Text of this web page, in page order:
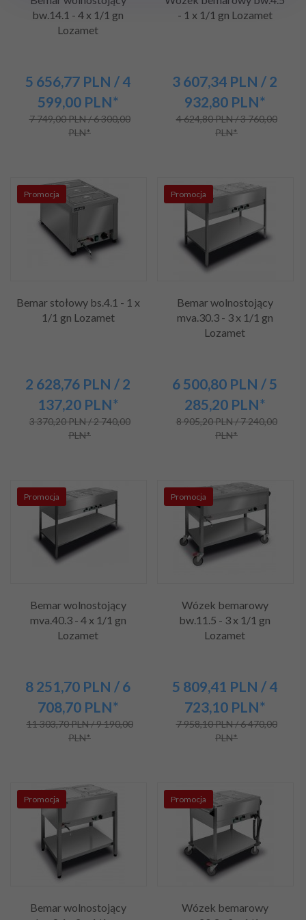
bw.14.1 - 4 x 1/1 gn
Lozamet
5 656,77 PLN / 4
599,00 PLN*
7 749,00 PLN / 6 300,00
PLN*
- 1 x 1/1 gn Lozamet
3 607,34 PLN / 2
932,80 PLN*
4 624,80 PLN / 3 760,00
PLN*
Promocja
Bemar stołowy bs.4.1 - 1 x
1/1 gn Lozamet
2 628,76 PLN / 2
137,20 PLN*
3 370,20 PLN / 2 740,00
PLN*
Promocja
Bemar wolnostojący
mva.30.3 - 3 x 1/1 gn
Lozamet
6 500,80 PLN / 5
285,20 PLN*
8 905,20 PLN / 7 240,00
PLN*
Promocja
Bemar wolnostojący
mva.40.3 - 4 x 1/1 gn
Lozamet
8 251,70 PLN / 6
708,70 PLN*
11 303,70 PLN / 9 190,00
PLN*
Promocja
Wózek bemarowy
bw.11.5 - 3 x 1/1 gn
Lozamet
5 809,41 PLN / 4
723,10 PLN*
7 958,10 PLN / 6 470,00
PLN*
Promocja
Bemar wolnostojący
Promocja
Wózek bemarowy